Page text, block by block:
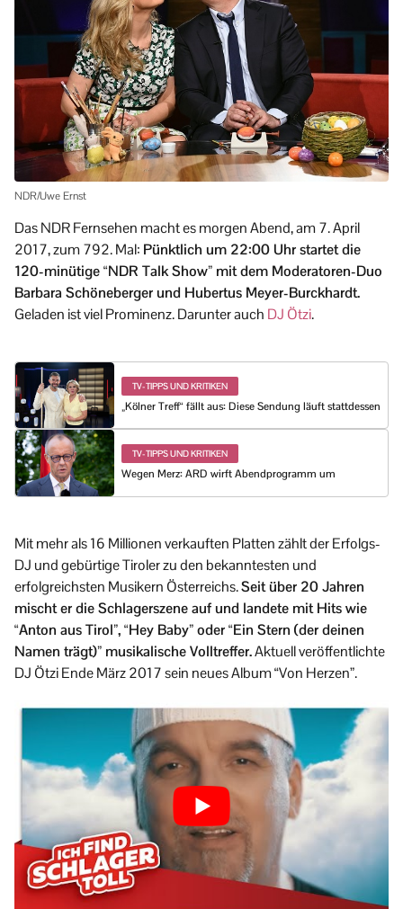
NDR/Uwe Ernst
Das NDR Fernsehen macht es morgen Abend, am 7. April
2017, zum 792. Mal: Pünktlich um 22:00 Uhr startet die
120-minütige “NDR Talk Show” mit dem Moderatoren-Duo
Barbara Schöneberger und Hubertus Meyer-Burckhardt.
Geladen ist viel Prominenz. Darunter auch DJ Ötzi.
TV-TIPPS UND KRITIKEN
„Kölner Treff“ fällt aus: Diese Sendung läuft stattdessen
TV-TIPPS UND KRITIKEN
Wegen Merz: ARD wirft Abendprogramm um
Mit mehr als 16 Millionen verkauften Platten zählt der Erfolgs-
DJ und gebürtige Tiroler zu den bekanntesten und
erfolgreichsten Musikern Österreichs.Seit über 20 Jahren
mischt er die Schlagerszene auf und landete mit Hits wie
“Anton aus Tirol”, “Hey Baby” oder “Ein Stern (der deinen
Namen trägt)” musikalische Volltreffer.Aktuell veröffentlichte
DJ Ötzi Ende März 2017 sein neues Album “Von Herzen”.